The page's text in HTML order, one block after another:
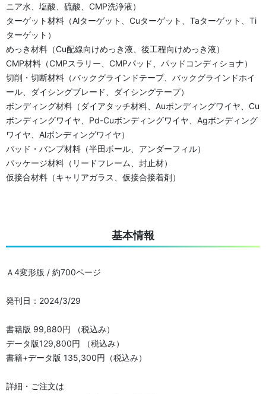
ニア水、塩酸、硫酸、CMP洗浄液）
ターゲット材料（Alターゲット、Cuターゲット、Taターゲット、Ti
ターゲット）
めっき材料（Cu配線向けめっき液、後工程向けめっき液）
CMP材料（CMPスラリー、CMPパッド、パッドコンディショナ）
切削・切断材料（バックグラインドテープ、バックグラインドホイ
ール、ダイシングブレード、ダイシングテープ）
ボンディング材料（ダイアタッチ材料、Auボンディングワイヤ、Cu
ボンディングワイヤ、Pd-Cuボンディングワイヤ、Agボンディング
ワイヤ、Alボンディングワイヤ）
パッド・バンプ材料（半田ボール、アンダーフィル）
パッケージ材料（リードフレーム、封止材）
仮接合材料（キャリアガラス、仮接合接着剤）
基本情報
Ａ4変形版 / 約700ページ
発刊日：2024/3/29
書籍版 99,880円 （税込み）
データ版129,800円 （税込み）
書籍+データ版 135,300円（税込み）
詳細・ご注文は